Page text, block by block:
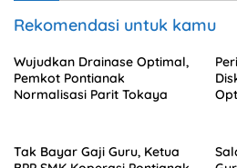
Rekomendasi untuk kamu
Wujudkan Drainase Optimal,
Pemkot Pontianak
Normalisasi Parit Tokaya
Tak Bayar Gaji Guru, Ketua